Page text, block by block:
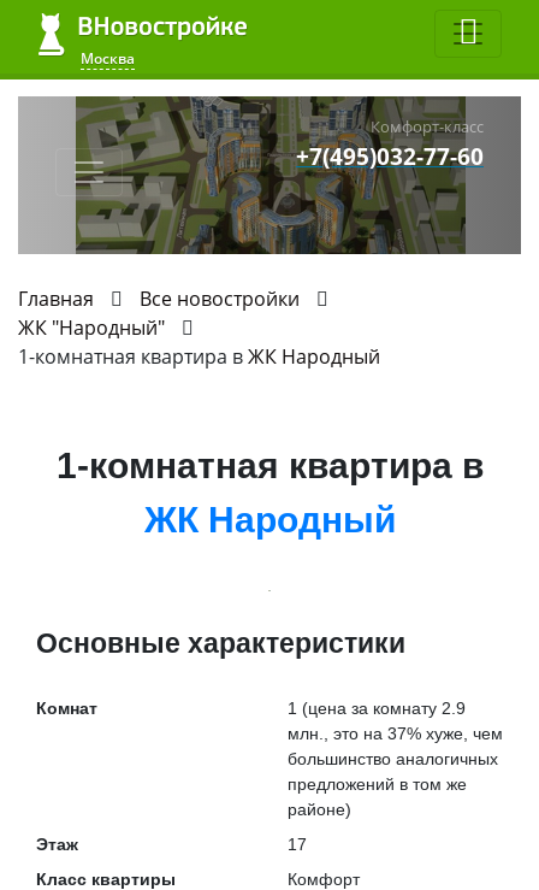
Москва
Комфорт-класс
+7(495)032-77-60
Главная
Все новостройки
ЖК "Народный"
1-комнатная квартира вЖК Народный
1-комнатная квартира в
ЖК Народный
Основные характеристики
Комнат 1 (цена за комнату 2.9
млн., это на 37% хуже , чем
большинство аналогичных
предложений в том же
районе)
Этаж
17
Класс квартиры
Комфорт